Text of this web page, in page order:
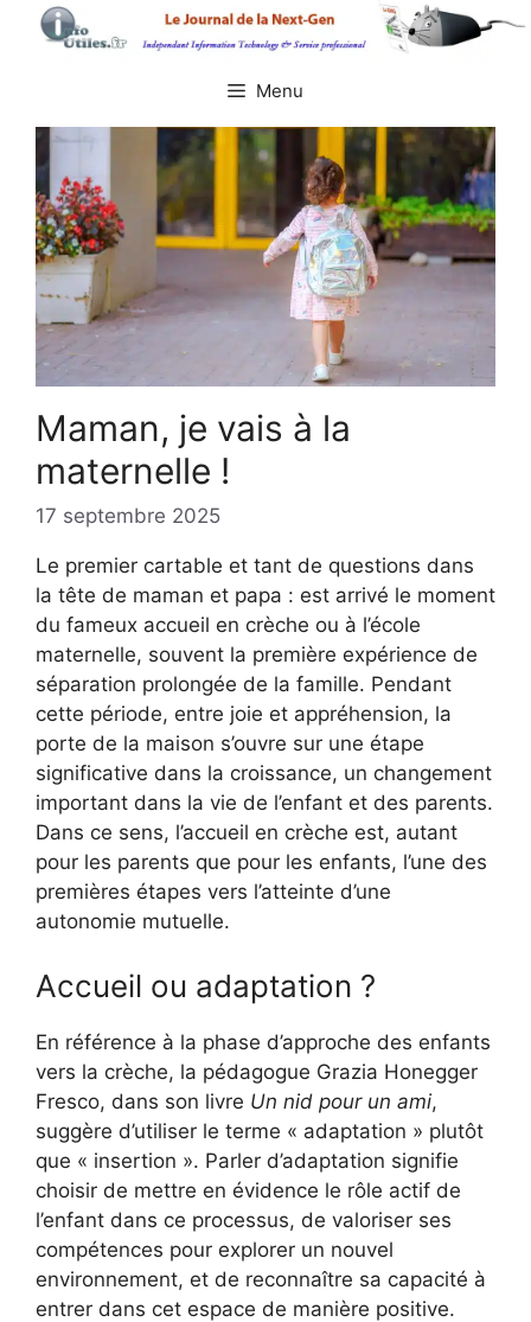
Aller
Menu
Maman, je vais à la
maternelle !
17 septembre 2025
Le premier cartable et tant de questions dans
la tête de maman et papa : est arrivé le moment
du fameux accueil en crèche ou à l’école
maternelle, souvent la première expérience de
séparation prolongée de la famille. Pendant
cette période, entre joie et appréhension, la
porte de la maison s’ouvre sur une étape
significative dans la croissance, un changement
important dans la vie de l’enfant et des parents.
Dans ce sens, l’accueil en crèche est, autant
pour les parents que pour les enfants, l’une des
premières étapes vers l’atteinte d’une
autonomie mutuelle.
Accueil ou adaptation ?
En référence à la phase d’approche des enfants
vers la crèche, la pédagogue Grazia Honegger
Fresco, dans son livre Un nid pour un ami,
suggère d’utiliser le terme « adaptation » plutôt
que « insertion ». Parler d’adaptation signifie
choisir de mettre en évidence le rôle actif de
l’enfant dans ce processus, de valoriser ses
compétences pour explorer un nouvel
environnement, et de reconnaître sa capacité à
entrer dans cet espace de manière positive.